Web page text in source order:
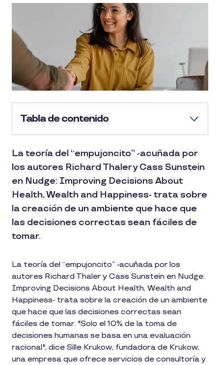
Tabla de contenido
La teoría del “empujoncito” -acuñada por
los autores Richard Thaler y Cass Sunstein
en Nudge: Improving Decisions About
Health, Wealth and Happiness- trata sobre
la creación de un ambiente que hace que
las decisiones correctas sean fáciles de
tomar.
La teoría del “empujoncito” -acuñada por los
autores Richard Thaler y Cass Sunstein en Nudge:
Improving Decisions About Health, Wealth and
Happiness- trata sobre la creación de un ambiente
que hace que las decisiones correctas sean
fáciles de tomar. "Solo el 10% de la toma de
decisiones humanas se basa en una evaluación
racional", dice Sille Krukow, fundadora de Krukow,
una empresa que ofrece servicios de consultoría y